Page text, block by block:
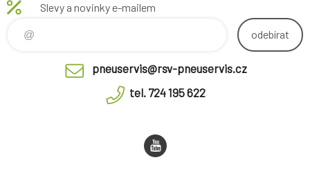
Slevy a novinky e-mailem
odebírat
pneuservis@rsv-pneuservis.cz
tel. 724 195 622